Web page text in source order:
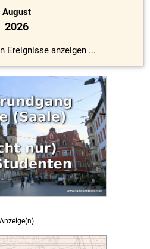
August
2026
Ereignisse anzeigen ...
Anzeige(n)